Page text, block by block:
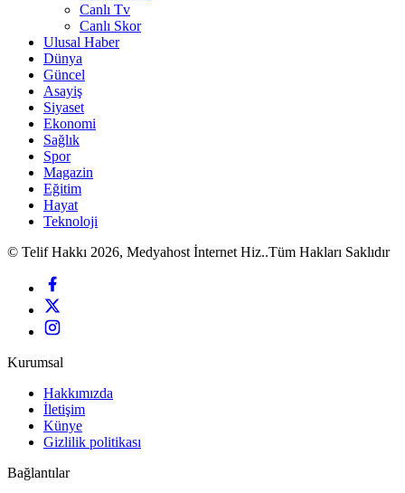
Canlı Tv
Canlı Skor
Ulusal Haber
Dünya
Güncel
Asayiş
Siyaset
Ekonomi
Sağlık
Spor
Magazin
Eğitim
Hayat
Teknoloji
© Telif Hakkı 2026, Medyahost İnternet Hiz..Tüm Hakları Saklıdır
Kurumsal
Hakkımızda
İletişim
Künye
Gizlilik politikası
Bağlantılar